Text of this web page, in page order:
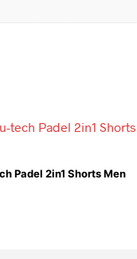
Padel 2in1 Shorts Men